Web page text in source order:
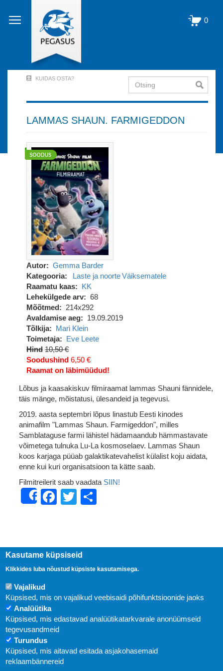
edasi
põhisisu
0
Account
Menu
out)
KUIDAS OSTA? Otsing
LAMMAS SHAUN. FARMIGEDDON
Autor
Gemma Barder
Kategooria
Laste ja noorte Väiksematele
Raamatu kaas
KK
Lehekülgede arv
68
Mõõtmed
214x292
Avaldamise aeg
19.09.2019
Tõlkija
Mari Klein
Toimetaja
Eve Leete
Hind 10,50 €
Soodushind 6,50 €
Raamat on läbimüüdud!
Lõbus ja kaasakiskuv filmiraamat lammas Shauni fännidele,
täis mänge, mõistatusi, ülesandeid ja tegevusi.
2019. aasta septembri lõpus linastub Eesti kinodes
animafilm "Lammas Shaun. Farmigeddon", milles
Samblataguse farmi lähistel hädamaandub hämmastavate
võimetega tulnuka Lu-La kosmoselaev. Lammas Shaun
koos karjaga püüab galaktikatevahelist külalist koju aidata,
enne kui kuri organisatsioon ta kätte saab.
Filmitreilerit saab vaadata SIIN!
ShareFacebook
Twitter
Uudised
KIRJASTUS PEGASUS OÜ © 2020
Kasutame küpsiseid
Klikkides luba nõustud küpsiste kasutamisega.
Vajalikud
Küpsised, mis on vajalikud veebisaidi põhifunktsioonide jaoks
Analüütika
Küpsised, mis edastavad analüütikatarkvarale anonüümseid
tegevusandmeid
Turundus
Küpsised, mis aitavad esitada asjakohasemaid
reklaambännereid